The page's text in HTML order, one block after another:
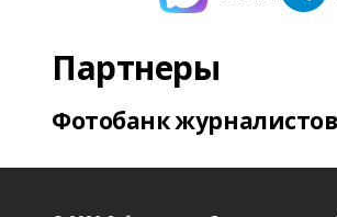
Партнеры
Фотобанк